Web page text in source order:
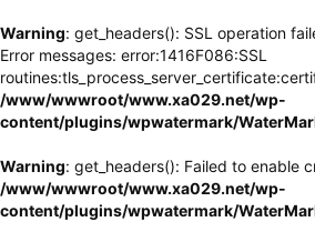
Warning: get_headers(): SSL operation
Error messages: error:1416F086:SSL
/www/wwwroot/www.xa029.net/wp-
content/plugins/wpwatermark/
Warning: get_headers(): Failed to enable
/www/wwwroot/www.xa029.net/wp-
content/plugins/wpwatermark/